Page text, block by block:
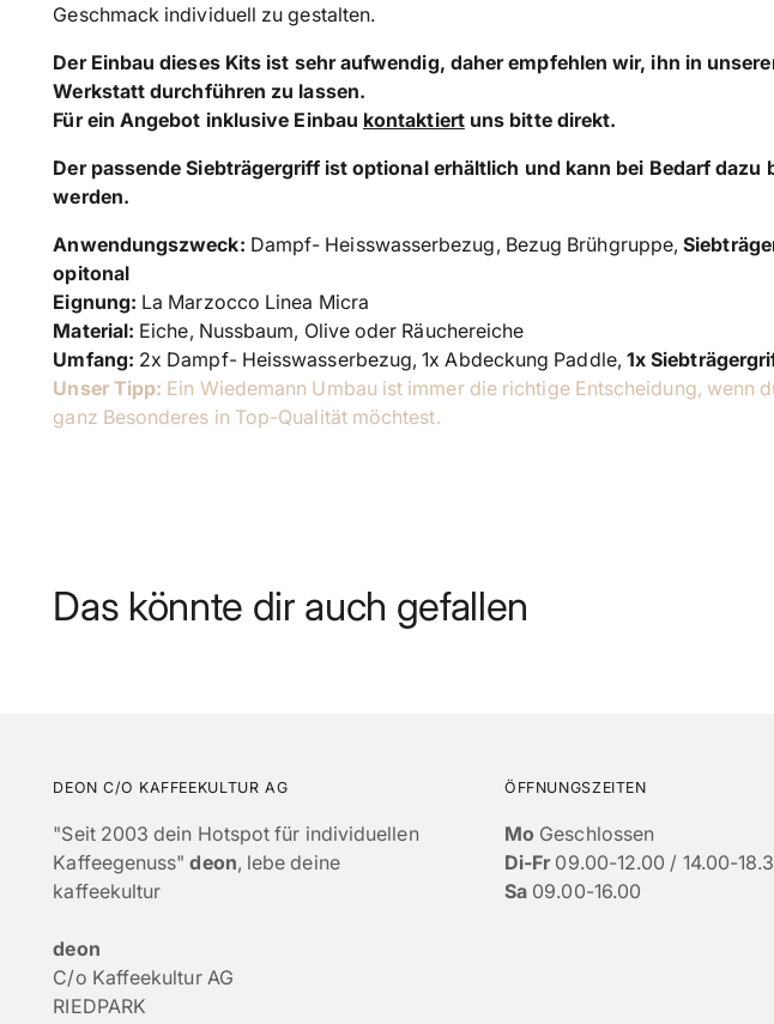
Geschmack individuell zu gestalten.
Der Einbau dieses Kits ist sehr aufwendig, daher empfehlen wir, ihn in
Werkstatt durchführen zu lassen.
Für ein Angebot inklusive Einbau kontaktiertuns bitte direkt.
Der passende Siebträgergriff ist optional erhältlich und kann bei Bedarf dazu
werden.
Anwendungszweck: Dampf- Heisswasserbezug, Bezug Brühgruppe,
opitonal
Eignung: La Marzocco Linea Micra
Material: Eiche, Nussbaum, Olive oder Räuchereiche
Umfang: 2x Dampf- Heisswasserbezug, 1x Abdeckung Paddle, 1x
Unser Tipp: Ein Wiedemann Umbau ist immer die richtige Entscheidung, wenn
ganz Besonderes in Top-Qualität möchtest.
Das könnte dir auch gefallen
DEON C/O KAFFEEKULTUR AG
"Seit 2003 dein Hotspot für individuellen
Kaffeegenuss"deon, lebe deine
kaffeekultur
deon
C/o Kaffeekultur AG
RIEDPARK
ÖFFNUNGSZEITEN
Mo Geschlossen
Di-Fr09.00-12.00 / 14.00-
Sa 09.00-16.00